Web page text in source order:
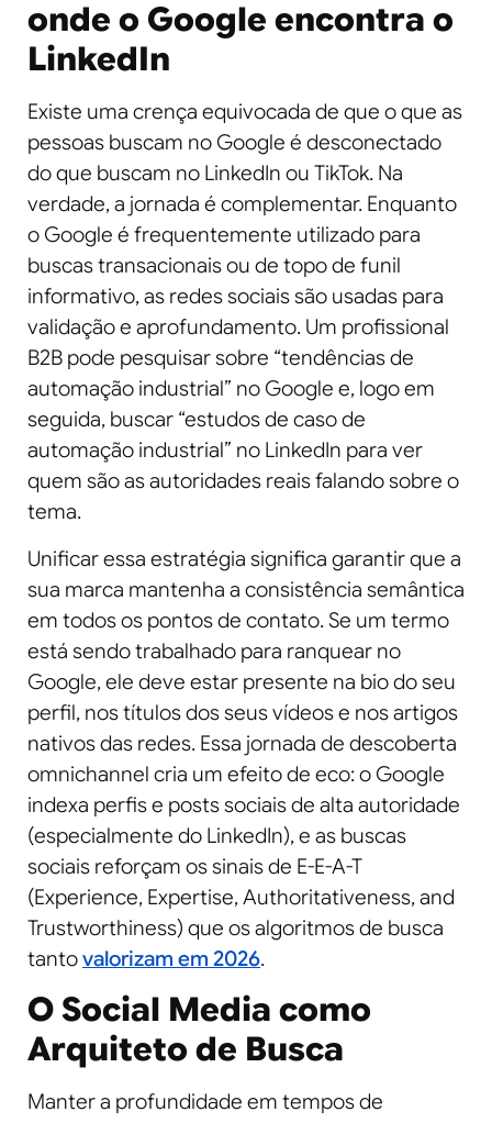
onde o Google encontra o
LinkedIn
Existe uma crença equivocada de que o que as
pessoas buscam no Google é desconectado
do que buscam no LinkedIn ou TikTok. Na
verdade, a jornada é complementar. Enquanto
o Google é frequentemente utilizado para
buscas transacionais ou de topo de funil
informativo, as redes sociais são usadas para
validação e aprofundamento. Um profissional
B2B pode pesquisar sobre “tendências de
automação industrial” no Google e, logo em
seguida, buscar “estudos de caso de
automação industrial” no LinkedIn para ver
quem são as autoridades reais falando sobre o
tema.
Unificar essa estratégia significa garantir que a
sua marca mantenha a consistência semântica
em todos os pontos de contato. Se um termo
está sendo trabalhado para ranquear no
Google, ele deve estar presente na bio do seu
perfil, nos títulos dos seus vídeos e nos artigos
nativos das redes. Essa jornada de descoberta
omnichannel cria um efeito de eco: o Google
indexa perfis e posts sociais de alta autoridade
(especialmente do LinkedIn), e as buscas
sociais reforçam os sinais de E-E-A-T
(Experience, Expertise, Authoritativeness, and
Trustworthiness) que os algoritmos de busca
tantovalorizam em 2026.
O Social Media como
Arquiteto de Busca
Manter a profundidade em tempos de